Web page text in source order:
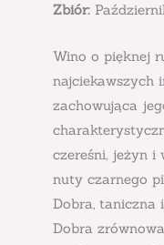
Zbiór:
Wino o pięknej
najciekawszych
zachowująca
czereśni, jeżyn i
nuty czarnego
Dobra, taniczna
Dobra